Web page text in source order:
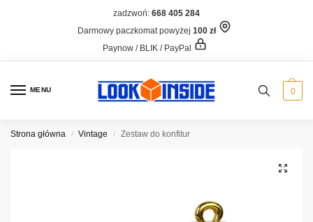
zadzwoń: 668 405 284
Darmowy paczkomat powyżej 100 zł
Paynow / BLIK / PayPal
MENU 0
Strona główna / Vintage / Zestaw do konfitur